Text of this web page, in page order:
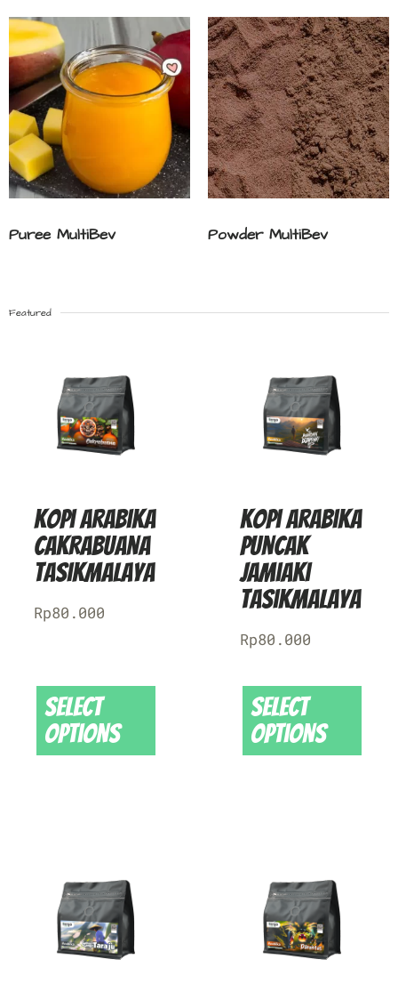
Puree MultiBev Powder MultiBev
Featured
Kopi Arabika
Cakrabuana
Tasikmalaya
Rp80.000
Select
options
Kopi Arabika
Puncak
Jamiaki
Tasikmalaya
Rp80.000
Select
options